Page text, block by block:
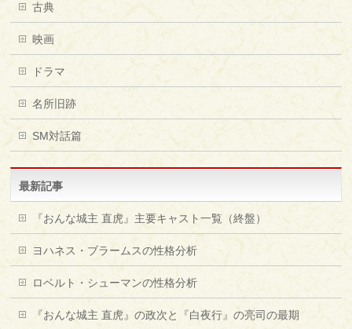
古典
映画
ドラマ
名所旧跡
SM対話篇
最新記事
『おんな城主 直虎』主要キャスト一覧（終盤）
ヨハネス・ブラームスの性格分析
ロベルト・シューマンの性格分析
『おんな城主 直虎』の政次と『白夜行』の亮司の最期